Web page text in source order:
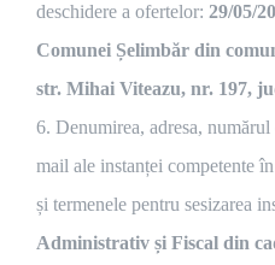
deschidere a ofertelor: 29/05/
Comunei Șelimbăr din
str. Mihai Viteazu, nr. 197,
6. Denumirea, adresa,
mail ale instanței competente
și termenele pentru sesizarea
Administrativ și Fiscal din